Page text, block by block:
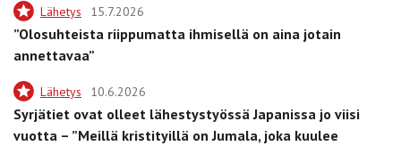
Lähetys 15.7.2026
”Olosuhteista riippumatta ihmisellä on aina jotain
annettavaa”
Lähetys 10.6.2026
Syrjätiet ovat olleet lähestystyössä Japanissa jo viisi
vuotta – ”Meillä kristityillä on Jumala, joka kuulee